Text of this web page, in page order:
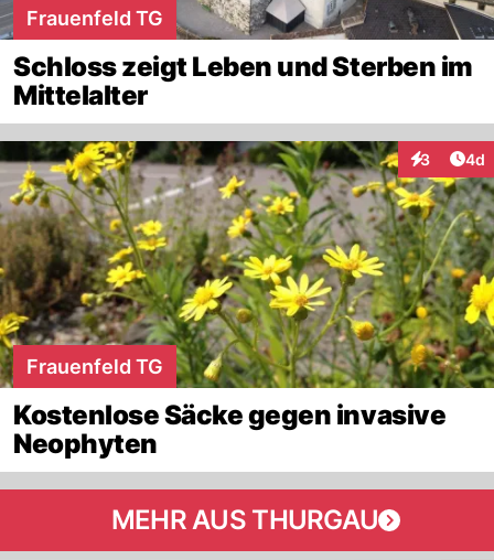
Frauenfeld TG
Schloss zeigt Leben und Sterben im
Mittelalter
3 4d
Frauenfeld TG
Kostenlose Säcke gegen invasive
Neophyten
MEHR AUS THURGAU